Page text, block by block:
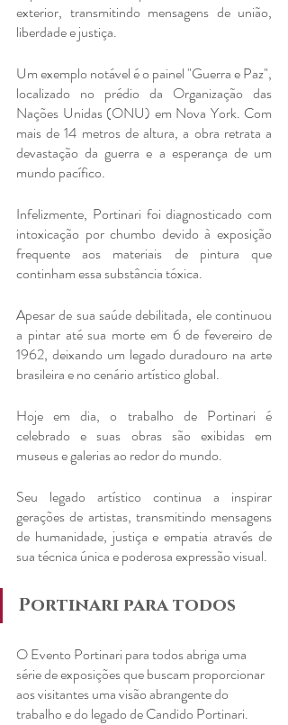
exterior, transmitindo mensagens de união,
liberdade e justiça.
Um exemplo notável é o painel "Guerra e Paz",
localizado no prédio da Organização das
Nações Unidas (ONU) em Nova York. Com
mais de 14 metros de altura, a obra retrata a
devastação da guerra e a esperança de um
mundo pacífico.
Infelizmente, Portinari foi diagnosticado com
intoxicação por chumbo devido à exposição
frequente aos materiais de pintura que
continham essa substância tóxica.
Apesar de sua saúde debilitada, ele continuou
a pintar até sua morte em 6 de fevereiro de
1962, deixando um legado duradouro na arte
brasileira e no cenário artístico global.
Hoje em dia, o trabalho de Portinari é
celebrado e suas obras são exibidas em
museus e galerias ao redor do mundo.
Seu legado artístico continua a inspirar
gerações de artistas, transmitindo mensagens
de humanidade, justiça e empatia através de
sua técnica única e poderosa expressão visual.
Portinari para todos
O Evento Portinari para todos abriga uma
série de exposições que buscam proporcionar
aos visitantes uma visão abrangente do
trabalho e do legado de Candido Portinari.